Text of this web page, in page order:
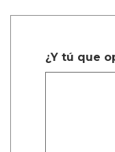
¿Y tú que